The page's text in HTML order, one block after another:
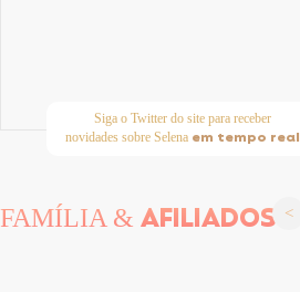
Siga o Twitter do site para receber
novidades sobre Selena em tempo real
FAMÍLIA & AFILIADOS